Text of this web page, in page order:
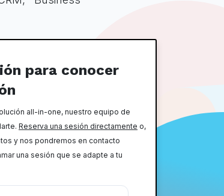
para conocer
all-in-one, nuestro equipo de
Reserva una sesión directamente o,
y nos pondremos en contacto
una sesión que se adapte a tu